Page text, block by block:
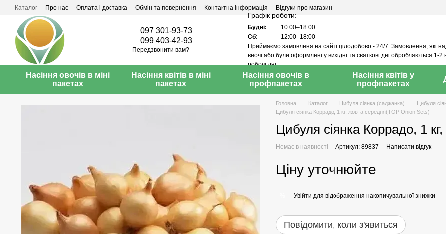
Перейти до основного контенту
Каталог Про нас Оплата і доставка Обмін та повернення Контактна інформація Відгуки про магазин
097 301-93-73
099 403-42-93
Передзвонити вам?
Графік роботи:
Будні:
10:00–18:00
Сб:
12:00–18:00
Приймаємо замовленя на сайті цілодобово - 24/7. Замовлення, які
вночі або були оформлені у вихідні та святкові дні обробляються 1-2
робочі дні.
Насіння овочів в міні
пакетах
Насіння квітів в міні
пакетах
Насіння овочів в
профпакетах
Насіння квітів у
профпакетах
Головна Каталог Цибуля сіянка (саджанка)
Цибуля
Цибуля сіянка Коррадо, 1 кг, жовта середня(TOP Onion Sets)
Цибуля сіянка Коррадо, 1
Немає в наявності Артикул: 89837 Написати відгук
Ціну уточнюйте
Увійти для відображення накопичувальної знижки
Повідомити, коли з'явиться